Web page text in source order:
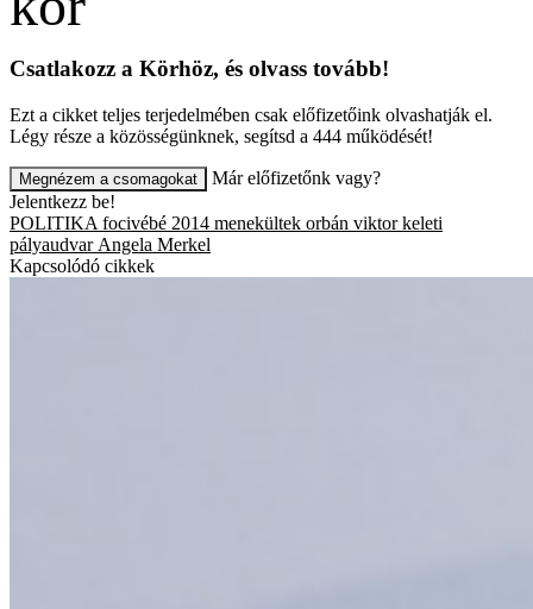
Csatlakozz a Körhöz, és olvass tovább!
Ezt a cikket teljes terjedelmében csak előfizetőink olvashatják el.
Légy része a közösségünknek, segítsd a 444 működését!
Megnézem a csomagokat
Már előfizetőnk vagy?
Jelentkezz be!
POLITIKA focivébé 2014 menekültek orbán viktor keleti
pályaudvar Angela Merkel
Kapcsolódó cikkek